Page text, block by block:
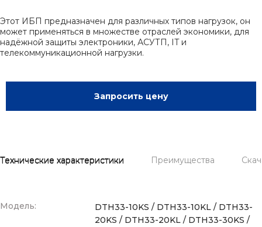
Этот ИБП предназначен для различных типов нагрузок, он
может применяться в множестве отраслей экономики, для
надёжной защиты электроники, АСУТП, IT и
телекоммуникационной нагрузки.
Запросить цену
Технические характеристики Преимущества
Модель:
DTH33-10KS / DTH33-10KL / DTH33-
20KS / DTH33-20KL / DTH33-30KS /